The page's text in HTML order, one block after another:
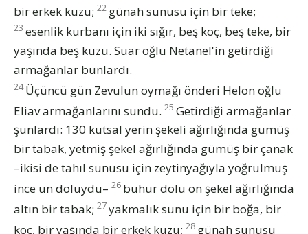
bir erkek kuzu; 22 günah sunusu için bir teke;
23 esenlik kurbanı için iki sığır, beş koç, beş teke, bir
yaşında beş kuzu. Suar oğlu Netanel'in getirdiği
armağanlar bunlardı.
24 Üçüncü gün Zevulun oymağı önderi Helon oğlu
Eliav armağanlarını sundu. 25 Getirdiği armağanlar
şunlardı: 130 kutsal yerin şekeli ağırlığında gümüş
bir tabak, yetmiş şekel ağırlığında gümüş bir çanak
–ikisi de tahıl sunusu için zeytinyağıyla yoğrulmuş
ince un doluydu– 26 buhur dolu on şekel ağırlığında
altın bir tabak; 27yakmalık sunu için bir boğa, bir
koç, bir yaşında bir erkek kuzu; 28 günah sunusu